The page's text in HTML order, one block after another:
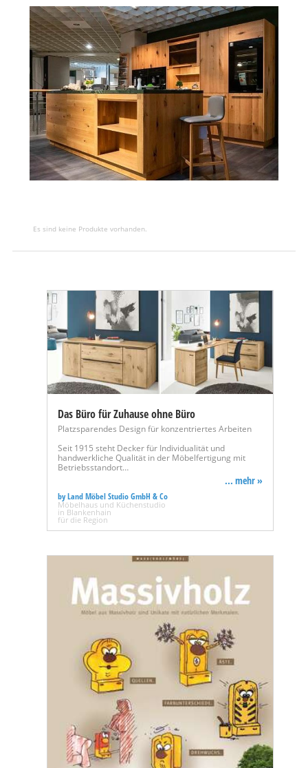
Es sind keine Produkte vorhanden.
Das Büro für Zuhause ohne Büro
Platzsparendes Design für konzentriertes Arbeiten
Seit 1915 steht Decker für Individualität und
handwerkliche Qualität in der Möbelfertigung mit
Betriebsstandort…
... mehr »
by Land Möbel Studio GmbH & Co
Möbelhaus und Küchenstudio
in Blankenhain
für die Region